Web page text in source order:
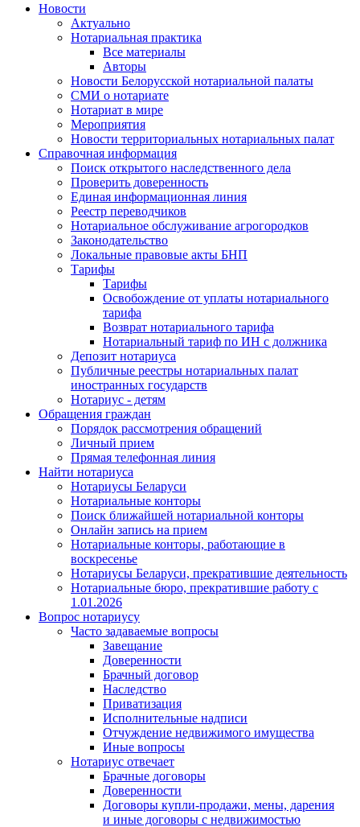
Новости
Актуально
Нотариальная практика
Все материалы
Авторы
Новости Белорусской нотариальной палаты
СМИ о нотариате
Нотариат в мире
Мероприятия
Новости территориальных нотариальных палат
Справочная информация
Поиск открытого наследственного дела
Проверить доверенность
Единая информационная линия
Реестр переводчиков
Нотариальное обслуживание агрогородков
Законодательство
Локальные правовые акты БНП
Тарифы
Тарифы
Освобождение от уплаты нотариального
тарифа
Возврат нотариального тарифа
Нотариальный тариф по ИН с должника
Депозит нотариуса
Публичные реестры нотариальных палат
иностранных государств
Нотариус - детям
Обращения граждан
Порядок рассмотрения обращений
Личный прием
Прямая телефонная линия
Найти нотариуса
Нотариусы Беларуси
Нотариальные конторы
Поиск ближайшей нотариальной конторы
Онлайн запись на прием
Нотариальные конторы, работающие в
воскресенье
Нотариусы Беларуси, прекратившие деятельность
Нотариальные бюро, прекратившие работу с
1.01.2026
Вопрос нотариусу
Часто задаваемые вопросы
Завещание
Доверенности
Брачный договор
Наследство
Приватизация
Исполнительные надписи
Отчуждение недвижимого имущества
Иные вопросы
Нотариус отвечает
Брачные договоры
Доверенности
Договоры купли-продажи, мены, дарения
и иные договоры с недвижимостью